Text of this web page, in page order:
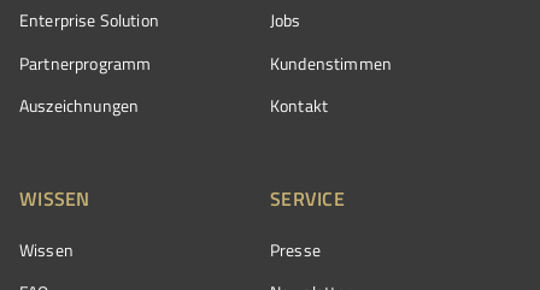
Enterprise Solution
Partnerprogramm
Auszeichnungen
Jobs
Kundenstimmen
Kontakt
WISSEN
Wissen
SERVICE
Presse